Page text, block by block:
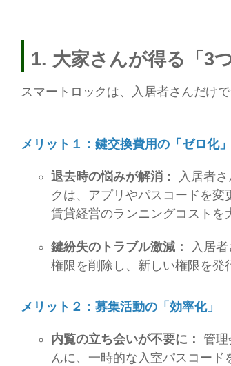
1. 大家さんが得る「3
スマートロックは、入居者さんだけ
メリット１：鍵交換費用の「ゼロ化」
退去時の悩みが解消：
入居者
クは、アプリやパスコードを変
賃貸経営のランニングコストを
鍵紛失のトラブル激減：
入居
権限を削除し、新しい権限を発
メリット２：募集活動の「効率化」
内覧の立ち会いが不要に： 管理
んに、一時的な入室パスコー